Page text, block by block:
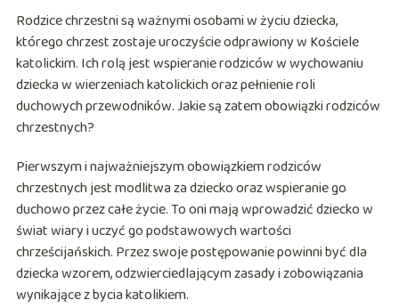
Rodzice chrzestni są ważnymi osobami w życiu dziecka,
którego chrzest zostaje uroczyście odprawiony w Kościele
katolickim. Ich rolą jest wspieranie rodziców w wychowaniu
dziecka w wierzeniach katolickich oraz pełnienie roli
duchowych przewodników. Jakie są zatem obowiązki rodziców
chrzestnych?
Pierwszym i najważniejszym obowiązkiem rodziców
chrzestnych jest modlitwa za dziecko oraz wspieranie go
duchowo przez całe życie. To oni mają wprowadzić dziecko w
świat wiary i uczyć go podstawowych wartości
chrześcijańskich. Przez swoje postępowanie powinni być dla
dziecka wzorem, odzwierciedlającym zasady i zobowiązania
wynikające z bycia katolikiem.